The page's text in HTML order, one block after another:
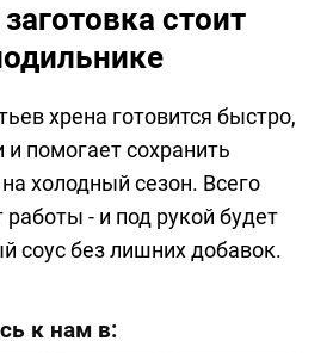
стоит
хрена готовится быстро,
и помогает сохранить
холодный сезон. Всего
- и под рукой будет
соус без лишних добавок.